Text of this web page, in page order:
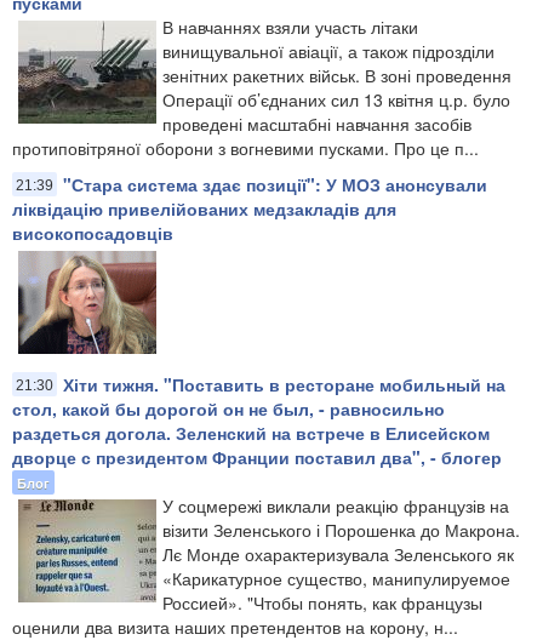
В навчаннях взяли участь літаки
винищувальної авіації, а також підрозділи
зенітних ракетних військ. В зоні проведення
Операції об’єднаних сил 13 квітня ц.р. було
проведені масштабні навчання засобів
протиповітряної оборони з вогневими пусками. Про це п...
21:39
"Стара система здає позиції": ​У МОЗ анонсували
ліквідацію привелійованих медзакладів для
високопосадовців
21:30 Хіти тижня. "Поставить в ресторане мобильный на
стол, какой бы дорогой он не был, - равносильно
раздеться догола. Зеленский на встрече в Елисейском
дворце с президентом Франции поставил два", - блогер
Блог
У соцмережі виклали реакцію французів на
візити Зеленського і Порошенка до Макрона.
Лє Монде охарактеризувала Зеленського як
«Карикатурное существо, манипулируемое
Россией». "Чтобы понять, как французы
оценили два визита наших претендентов на корону, н...